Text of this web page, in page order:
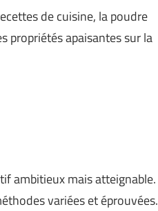
de cuisine, la poudre
propriétés apaisantes sur la
ambitieux mais atteignable.
variées et éprouvées.